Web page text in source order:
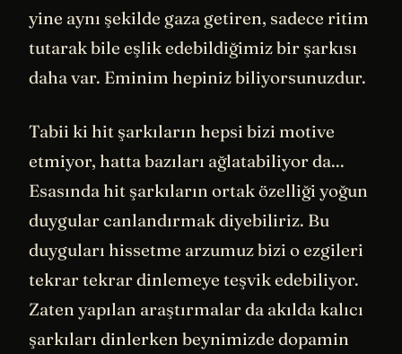
yine aynı şekilde gaza getiren, sadece ritim
tutarak bile eşlik edebildiğimiz bir şarkısı
daha var. Eminim hepiniz biliyorsunuzdur.
Tabii ki hit şarkıların hepsi bizi motive
etmiyor, hatta bazıları ağlatabiliyor da...
Esasında hit şarkıların ortak özelliği yoğun
duygular canlandırmak diyebiliriz. Bu
duyguları hissetme arzumuz bizi o ezgileri
tekrar tekrar dinlemeye teşvik edebiliyor.
Zaten yapılan araştırmalar da akılda kalıcı
şarkıları dinlerken beynimizde dopamin